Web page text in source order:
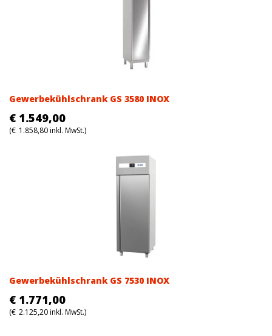
Gewerbekühlschrank GS 3580 INOX
€ 1.549,00
(€ 1.858,80inkl. MwSt.)
Gewerbekühlschrank GS 7530 INOX
€ 1.771,00
(€ 2.125,20inkl. MwSt.)